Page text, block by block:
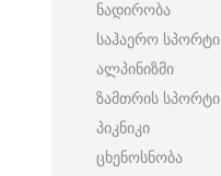
ნადირობა
საჰაერო სპორტი
ალპინიზმი
ზამთრის სპორტი
პიკნიკი
ცხენოსნობა